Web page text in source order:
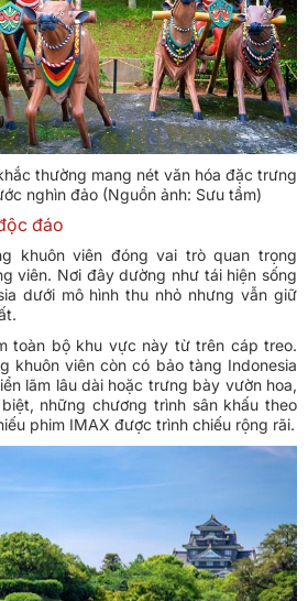
thường mang nét văn hóa đặc trưng
nghìn đảo (Nguồn ảnh: Sưu tầm)
đáo
khuôn viên đóng vai trò quan trọng
viên. Nơi đây dường như tái hiện sống
dưới mô hình thu nhỏ nhưng vẫn giữ
toàn bộ khu vực này từ trên cáp treo.
khuôn viên còn có bảo tàng Indonesia
lãm lâu dài hoặc trưng bày vườn hoa,
những chương trình sân khấu theo
phim IMAX được trình chiếu rộng rãi.